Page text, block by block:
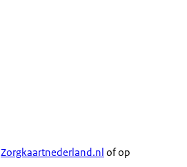
Zorgkaartnederland.nl of op